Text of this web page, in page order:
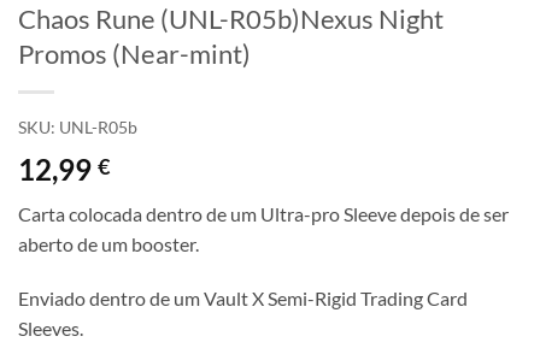
Chaos Rune (UNL-R05b)Nexus Night
Promos (Near-mint)
SKU: UNL-R05b
12,99 €
Carta colocada dentro de um Ultra-pro Sleeve depois de ser
aberto de um booster.
Enviado dentro de um Vault X Semi-Rigid Trading Card
Sleeves.